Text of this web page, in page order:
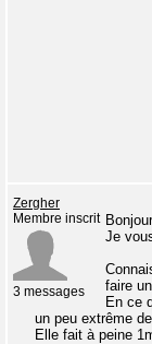
Zergher
Membre inscrit
3 messages
Je
faire
En ce
un peu extrême
Elle fait à peine